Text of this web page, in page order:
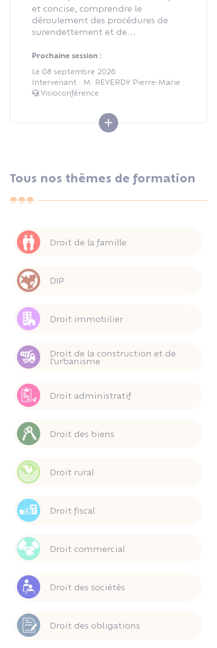
et concise, comprendre le
déroulement des procédures de
surendettement et de...
Prochaine session :
Le 08 septembre 2026
Intervenant : M. REVERDY Pierre-Marie
Visioconférence
Tous nos thèmes de formation
Droit de la famille
DIP
Droit immobilier
Droit de la construction et de
l'urbanisme
Droit administratif
Droit des biens
Droit rural
Droit fiscal
Droit commercial
Droit des sociétés
Droit des obligations